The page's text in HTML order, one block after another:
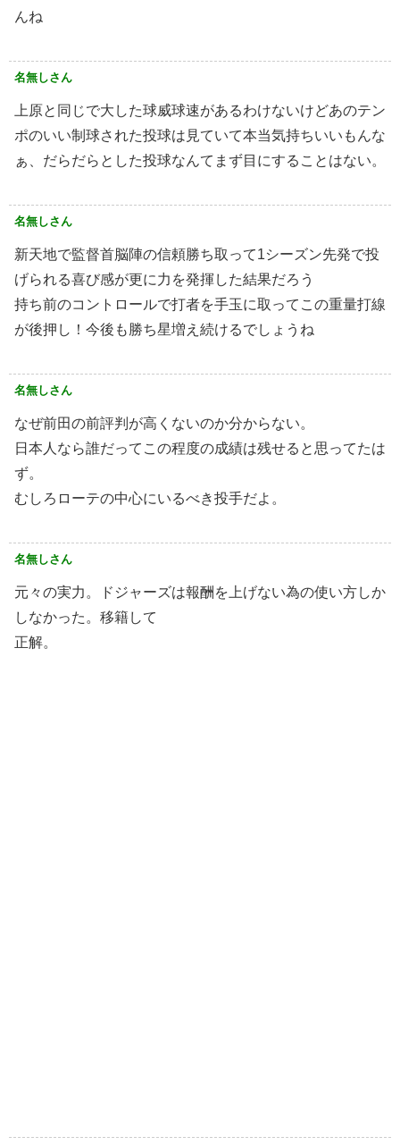
んね
名無しさん
上原と同じで大した球威球速があるわけないけどあのテン
ポのいい制球された投球は見ていて本当気持ちいいもんな
ぁ、だらだらとした投球なんてまず目にすることはない。
名無しさん
新天地で監督首脳陣の信頼勝ち取って1シーズン先発で投
げられる喜び感が更に力を発揮した結果だろう
持ち前のコントロールで打者を手玉に取ってこの重量打線
が後押し！今後も勝ち星増え続けるでしょうね
名無しさん
なぜ前田の前評判が高くないのか分からない。
日本人なら誰だってこの程度の成績は残せると思ってたは
ず。
むしろローテの中心にいるべき投手だよ。
名無しさん
元々の実力。ドジャーズは報酬を上げない為の使い方しか
しなかった。移籍して
正解。